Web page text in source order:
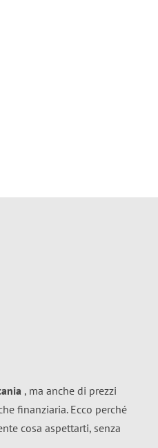
, ma anche di prezzi
finanziaria. Ecco perché
cosa aspettarti, senza